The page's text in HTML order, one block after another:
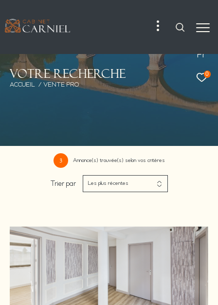
Fr
0
Votre recherche
ACCUEIL VENTE PRO
3 Annonce(s) trouvée(s) selon vos critères
Trier par Les plus récentes